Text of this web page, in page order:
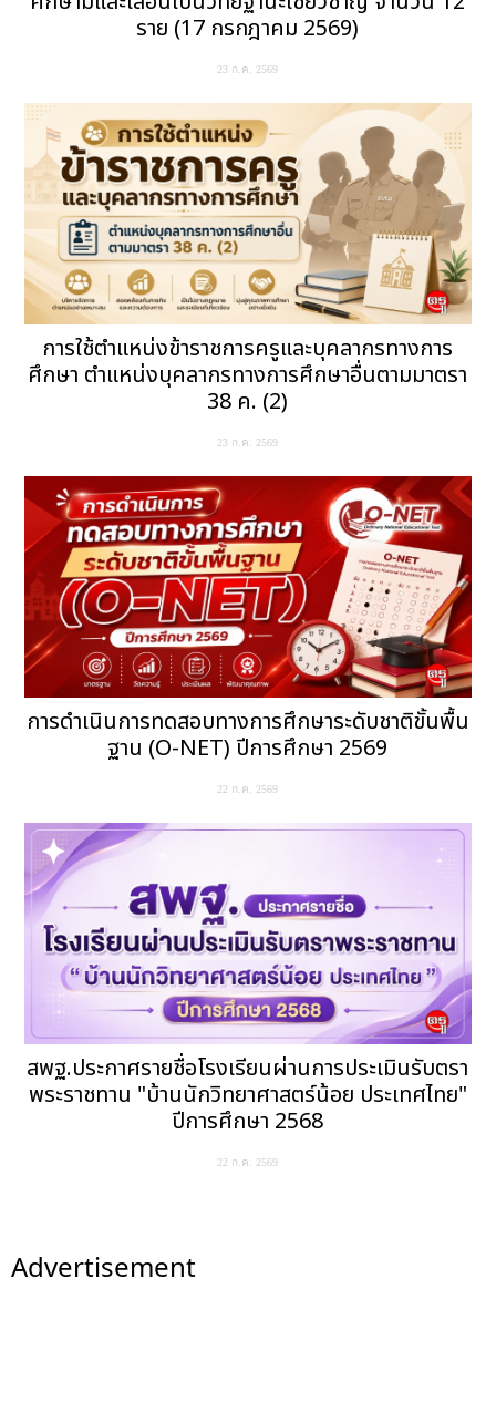
ราย (17 กรกฎาคม 2569)
23 ก.ค. 2569
การใช้ตำแหน่งข้าราชการครูและบุคลากรทางการ
ศึกษา ตำแหน่งบุคลากรทางการศึกษาอื่นตามมาตรา
38 ค. (2)
23 ก.ค. 2569
การดำเนินการทดสอบทางการศึกษาระดับชาติขั้นพื้น
ฐาน (O-NET) ปีการศึกษา 2569
22 ก.ค. 2569
สพฐ.ประกาศรายชื่อโรงเรียนผ่านการประเมินรับตรา
พระราชทาน "บ้านนักวิทยาศาสตร์น้อย ประเทศไทย"
ปีการศึกษา 2568
22 ก.ค. 2569
Advertisement